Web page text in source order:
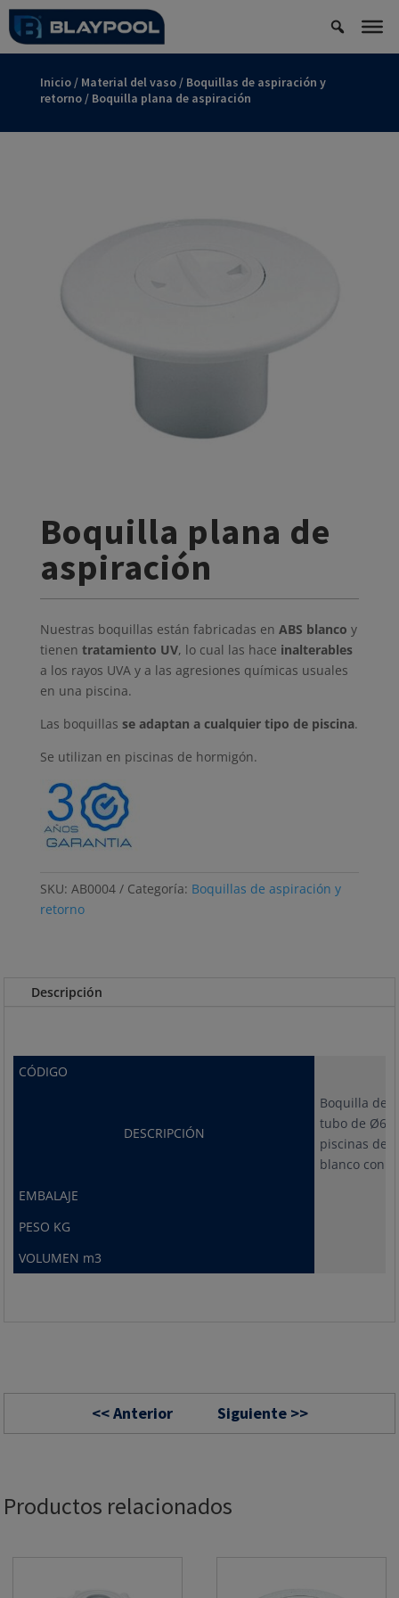
Inicio/ Material del vaso/ Boquillas de aspiración y
retorno/ Boquilla plana de aspiración
Boquilla plana de
aspiración
Nuestras boquillas están fabricadas en ABS blanco y
tienen tratamiento UV, lo cual las hace inalterables
a los rayos UVA y a las agresiones químicas usuales
en una piscina.
Las boquillas se adaptan a cualquier tipo de piscina.
Se utilizan en piscinas de hormigón.
SKU: AB0004 Categoría: Boquillas de aspiración y
retorno
Descripción
CÓDIGO
DESCRIPCIÓN
Boquilla de
tubo de Ø63
piscinas de
blanco con
EMBALAJE
PESO KG
VOLUMEN m3
<< Anterior Siguiente >>
Productos relacionados